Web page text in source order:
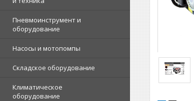
Пневмоинструмент и
оборудование
Насосы и мотопомпы
Складское оборудование
Климатическое
оборудование